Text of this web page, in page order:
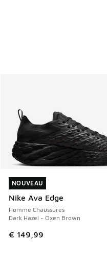
NOUVEAU
Nike Ava Edge
Homme Chaussures
Dark Hazel - Oxen Brown
€ 149,99
NOUVEAU